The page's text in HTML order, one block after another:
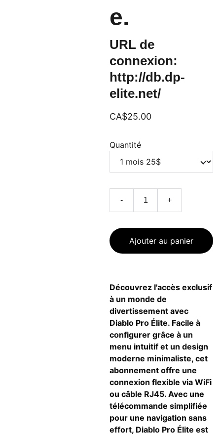
e.
URL de
connexion:
http://db.dp-
elite.net/
CA$25.00
Quantité
- +
Ajouter au panier
Découvrez l'accès exclusif
à un monde de
divertissement avec
Diablo Pro Élite. Facile à
configurer grâce à un
menu intuitif et un design
moderne minimaliste, cet
abonnement offre une
connexion flexible via WiFi
ou câble RJ45. Avec une
télécommande simplifiée
pour une navigation sans
effort, Diablo Pro Élite est